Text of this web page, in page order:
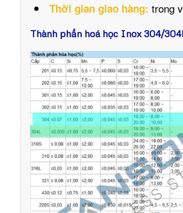
Thời gian giao hàng: trong
Thành phần hoá học Inox 304/